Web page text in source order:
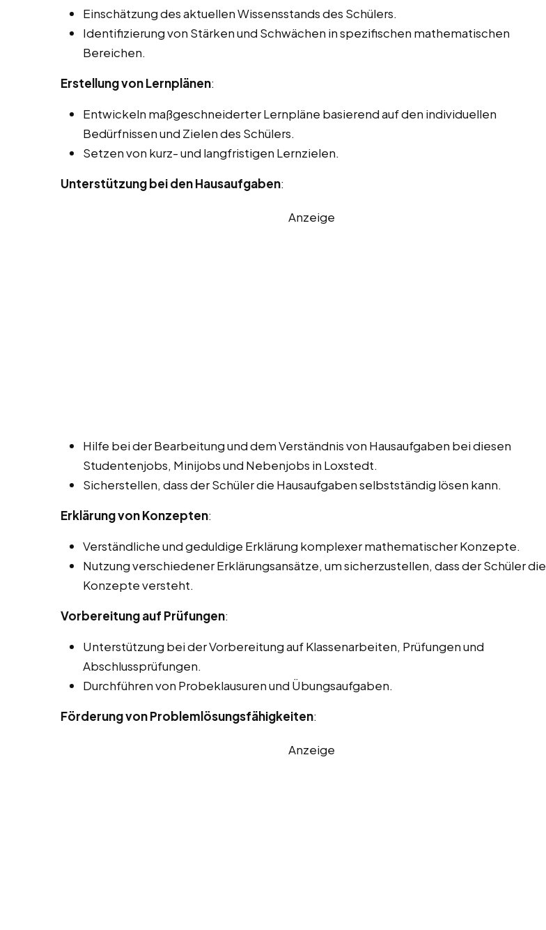
Einschätzung des aktuellen Wissensstands des Schülers.
Identifizierung von Stärken und Schwächen in spezifischen mathematischen
Bereichen.
Erstellung von Lernplänen:
Entwickeln maßgeschneiderter Lernpläne basierend auf den individuellen
Bedürfnissen und Zielen des Schülers.
Setzen von kurz- und langfristigen Lernzielen.
Unterstützung bei den Hausaufgaben:
Anzeige
Hilfe bei der Bearbeitung und dem Verständnis von Hausaufgaben bei diesen
Studentenjobs, Minijobs und Nebenjobs in Loxstedt.
Sicherstellen, dass der Schüler die Hausaufgaben selbstständig lösen kann.
Erklärung von Konzepten:
Verständliche und geduldige Erklärung komplexer mathematischer Konzepte.
Nutzung verschiedener Erklärungsansätze, um sicherzustellen, dass der Schüler die
Konzepte versteht.
Vorbereitung auf Prüfungen:
Unterstützung bei der Vorbereitung auf Klassenarbeiten, Prüfungen und
Abschlussprüfungen.
Durchführen von Probeklausuren und Übungsaufgaben.
Förderung von Problemlösungsfähigkeiten:
Anzeige